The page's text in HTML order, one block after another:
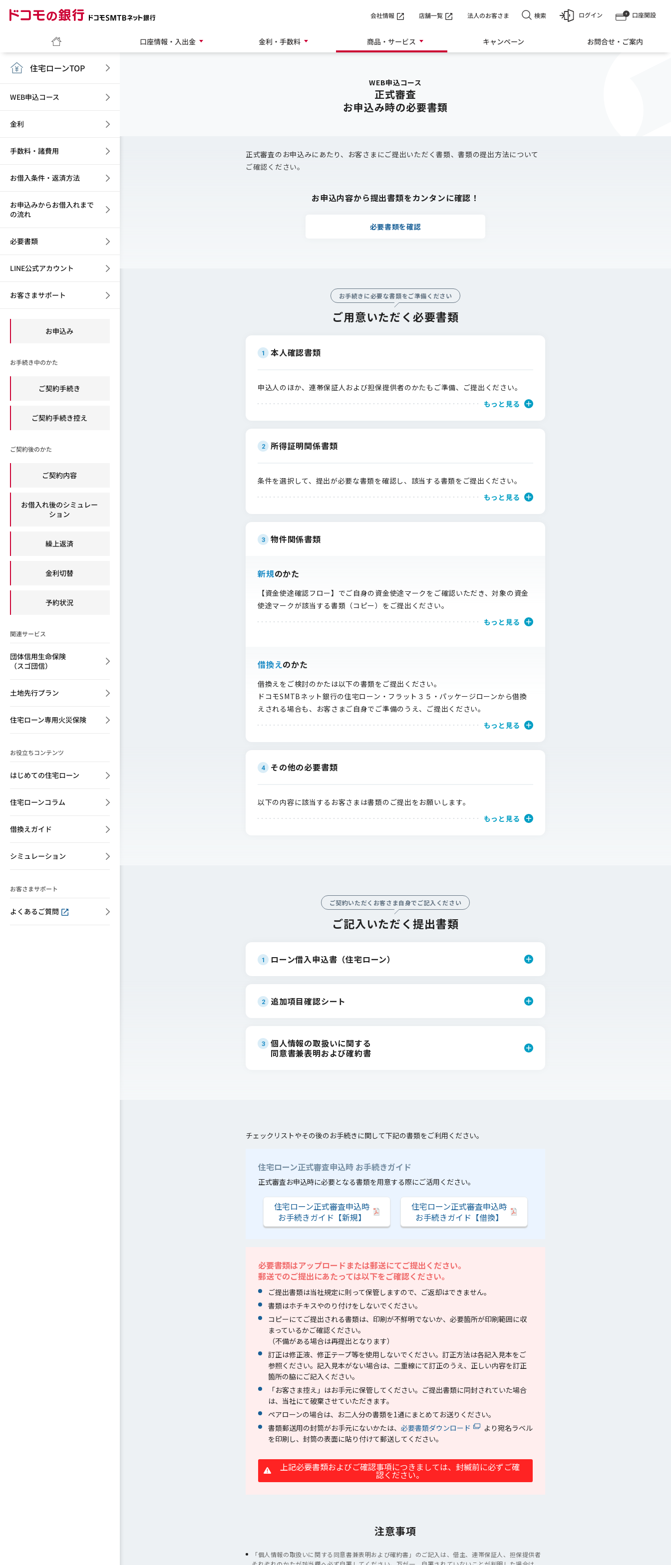
口座開設
ログイン
口座情報・入出金 金利・手数料 商品・サービス キャンペーン お問合せ・ご案内
会社情報 店舗一覧 法人のお客さま 検索
WEB申込コース
正式審査
お申込み時の必要書類
正式審査のお申込みにあたり、お客さまにご提出いただく書類、書類の提出方法について
ご確認ください。
お申込内容から提出書類をカンタンに確認！
必要書類を確認
お手続きに必要な書類をご準備ください
ご用意いただく必要書類
1 本人確認書類
申込人のほか、連帯保証人および担保提供者のかたもご準備、ご提出ください。
もっと見る
2 所得証明関係書類
条件を選択して、提出が必要な書類を確認し、該当する書類をご提出ください。
もっと見る
3 物件関係書類
新規のかた
【資金使途確認フロー】でご自身の資金使途マークをご確認いただき、対象の資金
使途マークが該当する書類（コピー）をご提出ください。
もっと見る
借換えのかた
借換えをご検討のかたは以下の書類をご提出ください。
ドコモSMTBネット銀行の住宅ローン・フラット３５・パッケージローンから借換
えされる場合も、お客さまご自身でご準備のうえ、ご提出ください。
もっと見る
4 その他の必要書類
以下の内容に該当するお客さまは書類のご提出をお願いします。
もっと見る
ご契約いただくお客さま自身でご記入ください
ご記入いただく提出書類
1 ローン借入申込書（住宅ローン）
2 追加項目確認シート
3
個人情報の取扱いに関する
同意書兼表明および確約書
チェックリストやその後のお手続きに関して下記の書類をご利用ください。
住宅ローン正式審査申込時 お手続きガイド
正式審査お申込時に必要となる書類を用意する際にご活用ください。
住宅ローン正式審査申込時
お手続きガイド【新規】
住宅ローン正式審査申込時
お手続きガイド【借換】
必要書類はアップロードまたは郵送にてご提出ください。
郵送でのご提出にあたっては以下をご確認ください。
ご提出書類は当社規定に則って保管しますので、ご返却はできません。
書類はホチキスやのり付けをしないでください。
コピーにてご提出される書類は、印刷が不鮮明でないか、必要箇所が印刷範囲に収
まっているかご確認ください。
（不備がある場合は再提出となります）
訂正は修正液、修正テープ等を使用しないでください。訂正方法は各記入見本をご
参照ください。記入見本がない場合は、二重線にて訂正のうえ、正しい内容を訂正
箇所の脇にご記入ください。
「お客さま控え」はお手元に保管してください。ご提出書類に同封されていた場合
は、当社にて破棄させていただきます。
ペアローンの場合は、お二人分の書類を1通にまとめてお送りください。
書類郵送用の封筒がお手元にないかたは、 必要書類ダウンロード
より宛名ラベル
を印刷し、封筒の表面に貼り付けて郵送してください。
上記必要書類およびご確認事項につきましては、封緘前に必ずご確
認ください。
注意事項
「個人情報の取扱いに関する同意書兼表明および確約書」のご記入は、借主、連帯保証人、担保提供者
住宅ローンTOP
WEB申込コース
金利
手数料・諸費用
お借入条件・返済方法
お申込みからお借入れまで
の流れ
必要書類
LINE公式アカウント
お客さまサポート
お申込み
お手続き中のかた
ご契約手続き
ご契約手続き控え
ご契約後のかた
ご契約内容
お借入れ後のシミュレー
ション
繰上返済
金利切替
予約状況
関連サービス
団体信用生命保険
（スゴ団信）
土地先行プラン
住宅ローン専用火災保険
お役立ちコンテンツ
はじめての住宅ローン
住宅ローンコラム
借換えガイド
シミュレーション
お客さまサポート
よくあるご質問